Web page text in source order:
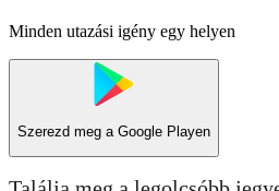
Minden utazási igény egy helyen
Szerezd meg a Google Playen